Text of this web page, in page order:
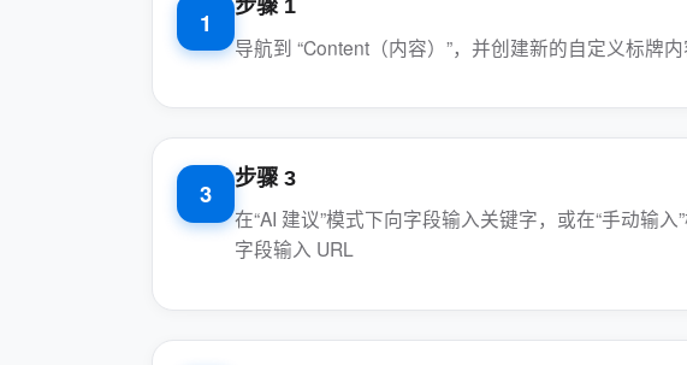
1 步骤 1
导航到 “Content（内容）”，并创建新的自定义标牌
3 步骤 3
在“AI 建议”模式下向字段输入关键字，或在“手动输入
字段输入 URL